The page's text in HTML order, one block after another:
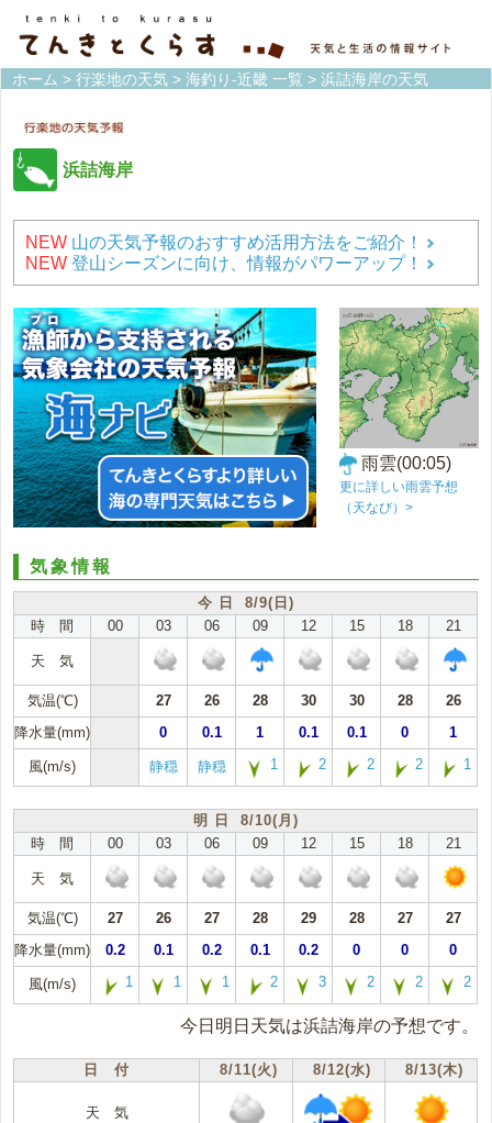
ホーム > 行楽地の天気 > 海釣り-近畿 一覧 > 浜詰海岸の天気
浜詰海岸
NEW 山の天気予報のおすすめ活用方法をご紹介！
NEW 登山シーズンに向け、情報がパワーアップ！
雨雲(00:05)
更に詳しい雨雲予想
（天なび）>
気象情報
今 日 8/9(日)
時 間
00 03 06 09 12 15 18 21
天 気
気温(℃) 27 26 28 30 30 28
26
降水量(mm)
0 0.1 1 0.1 0.1 0 1
風(m/s) 静穏 静穏 1 2 2 2 1
明 日 8/10(月)
時 間
00 03 06 09 12 15 18 21
天 気
気温(℃) 27 26 27 28 29 28 27
27
降水量(mm)
0.2 0.1 0.2 0.1 0.2 0 0 0
風(m/s) 1 1 1 2 3 2 2 2
今日明日天気は浜詰海岸の予想です。
日 付 8/11(火) 8/12(水) 8/13(木)
天 気